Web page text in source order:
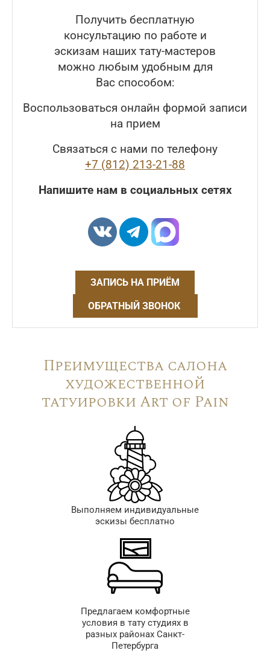
Получить бесплатную
консультацию по работе и
эскизам наших тату-мастеров
можно любым удобным для
Вас способом:
Воспользоваться онлайн формой записи
на прием
Связаться с нами по телефону
+7 (812) 213-21-88
Напишите нам в социальных сетях
ЗАПИСЬ НА ПРИЁМ
ОБРАТНЫЙ ЗВОНОК
Преимущества салона
художественной
татуировки Art of Pain
Выполняем индивидуальные
эскизы бесплатно
Предлагаем комфортные
условия в тату студиях в
разных районах Санкт-
Петербурга